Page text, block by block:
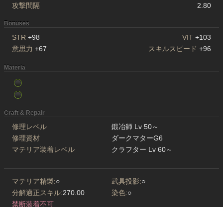
攻撃間隔
2.80
Bonuses
STR +98 VIT +103
意思力 +67 スキルスピード +96
Materia
Craft & Repair
修理レベル
鍛冶師 Lv 50～
修理資材
ダークマターG6
マテリア装着レベル
クラフター Lv 60～
マテリア精製:○ 武具投影:○
分解適正スキル:270.00 染色:○
禁断装着不可